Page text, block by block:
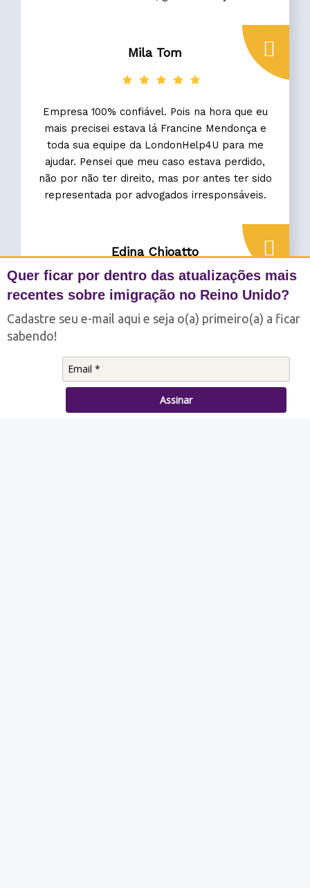
Quer ficar por dentro das atualizações mais
recentes sobre imigração no Reino Unido?
Cadastre seu e-mail aqui e seja o(a) primeiro(a) a ficar
sabendo!
Assinar
Mila Tom
Empresa 100% confiável. Pois na hora que eu
mais precisei estava lá Francine Mendonça e
toda sua equipe da LondonHelp4U para me
ajudar. Pensei que meu caso estava perdido,
não por não ter direito, mas por antes ter sido
representada por advogados irresponsáveis.
Edina Chioatto
Profissionais confiáveis, competentes e ágeis.
Contratamos a LondonHelp4U duas vezes e
nas duas atingimos nosso objetivo. Parabéns a
toda equipe! Recomendamos a empresa.